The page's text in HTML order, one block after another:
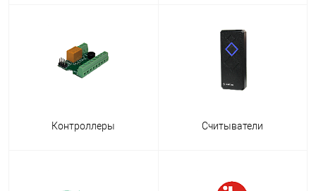
Контроллеры Считыватели